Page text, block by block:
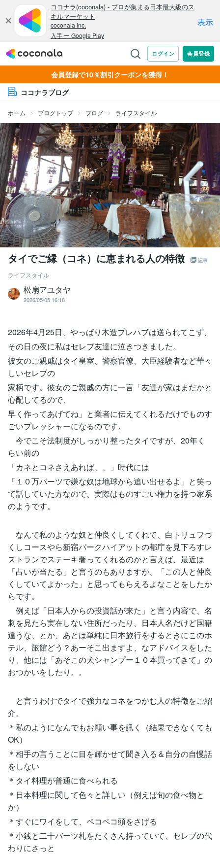
会員登録で10％割引クーポンを獲得！
ココナラブログ
ホーム ブログトップ ブログ ライフスタイル
タイでご縁（コネ）に恵まれる人の特徴 記事
ライフスタイル
松扇アユタヤ
2026/05/05 16:18
2026年4月25日、やっぱり木造プレハブは送られてこず、
その日の夜に私はセレブ友達に泣きつきました。
彼女のご親戚はタイ皇室、警察官僚、大臣経験者など華々
しいセレブの
家柄です。彼女のご親戚の方に一言「友達が家はまだかと
心配してるので、
早く作ってあげてね」と業者に伝えてくれるだけでものす
ごいプレッシャーになるのです。
今でこそ法制度がしっかり整ったタイですが、20年く
らい前の
「カネとコネさえあれば、、」時代には
「１０万バーツで嫌な奴は地球から追い出せるよ」と笑っ
て話していた方なので、実際はものすごい権力を持つ家系
のようです。
なんで私のような奴と仲良くしてくれて、白トリュフづ
くしコースやら新宿パークハイアットの都庁を見下ろすレ
ストランでステーキ奢ってくれるのかと言えば、最近は
「占いが当たる」と言うのもありますが、「この人と仲良
くしていてよかった」と思ってもらえるよなことをしたか
らです。
例えば「日本人からの投資話が来た」と言う内容で、名
刺を見たら実在しない住所だったり、日本人名だけど国籍
違うな、とか、あとは単純に日本旅行をするときにこのホ
テル、旅館どう？あーそこ出ますよ、なアドバイスをした
り、他には「あそこの犬シャンプー１０本買ってきて」の
おつかいをしたり。。
と言うわけでタイで強力なコネをつかむ人の特徴をご紹
介。
＊私のようになんでもお願い事を訊く（結果できなくても
OK）
＊相手の言うことに目を輝かせて聞き入る＆自分の自慢話
をしない
＊タイ料理が普通に食べられる
＊日本料理に関して色々と詳しい（例えば旬の食べ物と
か）
＊すぐにワイをして、ペコペコ頭をさげる
＊小銭と二十バーツ札をたくさん持っていて、セレブの代
わりにさっと